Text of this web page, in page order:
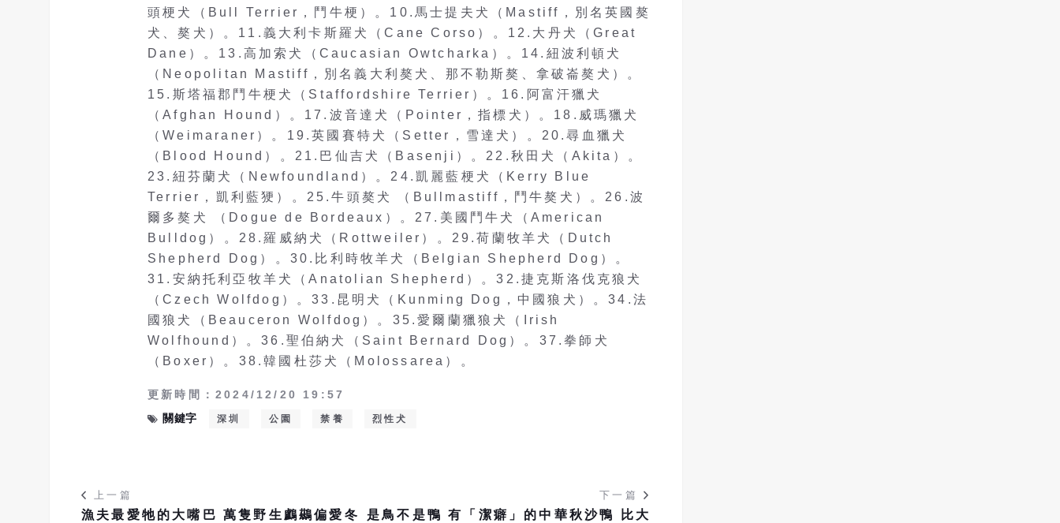
頭梗犬（Bull Terrier，鬥牛梗）。10.馬士提夫犬（Mastiff，別名英國獒
犬、獒犬）。11.義大利卡斯羅犬（Cane Corso）。12.大丹犬（Great
Dane）。13.高加索犬（Caucasian Owtcharka）。14.紐波利頓犬
（Neopolitan Mastiff，別名義大利獒犬、那不勒斯獒、拿破崙獒犬）。
15.斯塔福郡鬥牛梗犬（Staffordshire Terrier）。16.阿富汗獵犬
（Afghan Hound）。17.波音達犬（Pointer，指標犬）。18.威瑪獵犬
（Weimaraner）。19.英國賽特犬（Setter，雪達犬）。20.尋血獵犬
（Blood Hound）。21.巴仙吉犬（Basenji）。22.秋田犬（Akita）。
23.紐芬蘭犬（Newfoundland）。24.凱麗藍梗犬（Kerry Blue
Terrier，凱利藍㹴）。25.牛頭獒犬 （Bullmastiff，鬥牛獒犬）。26.波
爾多獒犬 （Dogue de Bordeaux）。27.美國鬥牛犬（American
Bulldog）。28.羅威納犬（Rottweiler）。29.荷蘭牧羊犬（Dutch
Shepherd Dog）。30.比利時牧羊犬（Belgian Shepherd Dog）。
31.安納托利亞牧羊犬（Anatolian Shepherd）。32.捷克斯洛伐克狼犬
（Czech Wolfdog）。33.昆明犬（Kunming Dog，中國狼犬）。34.法
國狼犬（Beauceron Wolfdog）。35.愛爾蘭獵狼犬（Irish
Wolfhound）。36.聖伯納犬（Saint Bernard Dog）。37.拳師犬
（Boxer）。38.韓國杜莎犬（Molossarea）。
更新時間：2024/12/20 19:57
關鍵字
深圳 公園 禁養 烈性犬
上一篇
漁夫最愛牠的大嘴巴 萬隻野生鸕鷀偏愛冬
下一篇
是鳥不是鴨 有「潔癖」的中華秋沙鴨 比大